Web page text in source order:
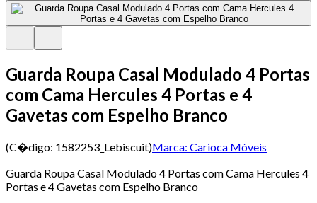
Guarda Roupa Casal Modulado 4 Portas
com Cama Hercules 4 Portas e 4
Gavetas com Espelho Branco
(C�digo: 1582253_Lebiscuit)Marca: Carioca Móveis
Guarda Roupa Casal Modulado 4 Portas com Cama Hercules 4
Portas e 4 Gavetas com Espelho Branco